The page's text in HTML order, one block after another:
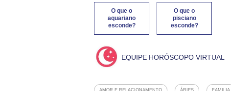
O que o
aquariano
esconde?
O que o
pisciano
esconde?
EQUIPE HORÓSCOPO VIRTUAL
AMOR E RELACIONAMENTO ÁRIES FAMILIA